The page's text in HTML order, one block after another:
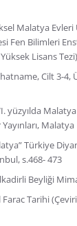
Malatya Evleri
Fen Bilimleri
Lisans
Cilt 3-4,
yüzyılda Malatya
Malatya
Türkiye
s.468- 473
Beyliği
Tarihi